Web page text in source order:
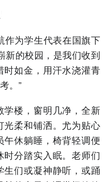
作为学生代表在国旗下
新的校园，是我们收到
时如金，用汗水浇灌青
。”
学楼，窗明几净，全新
柔和铺洒。尤为贴心
休躺睡，椅背轻调便
分踏实入眠。老师们
们或凝神静听，或踊